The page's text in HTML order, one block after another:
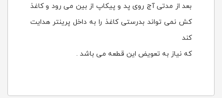
بعد از مدتی آج روی پد و پیکاپ از بین می رود و کاغذ
کش نمی تواند بدرستی کاغذ را به داخل پرینتر هدایت
کند
که نیاز به تعویض این قطعه می باشد .